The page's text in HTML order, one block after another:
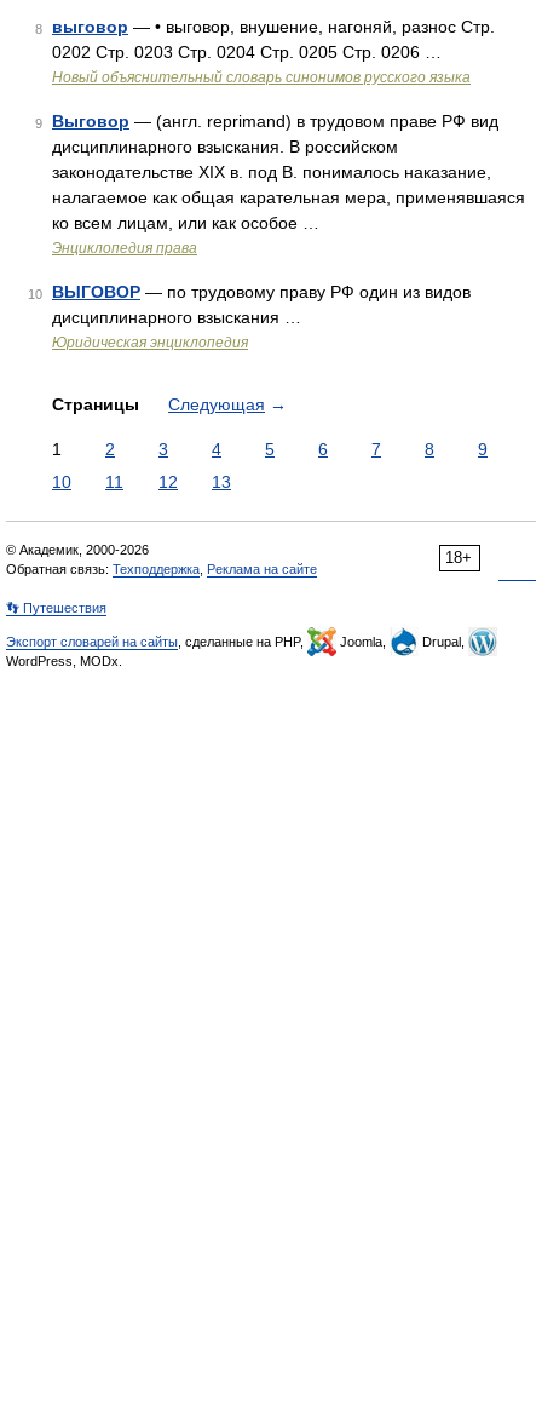
8 выговор — • выговор, внушение, нагоняй, разнос Стр.
0202 Стр. 0203 Стр. 0204 Стр. 0205 Стр. 0206 …
Новый объяснительный словарь синонимов русского языка
9 Выговор — (англ. reprimand) в трудовом праве РФ вид
дисциплинарного взыскания. В российском
законодательстве XIX в. под В. понималось наказание,
налагаемое как общая карательная мера, применявшаяся
ко всем лицам, или как особое …
Энциклопедия права
10 ВЫГОВОР — по трудовому праву РФ один из видов
дисциплинарного взыскания …
Юридическая энциклопедия
Страницы Следующая →
1 2 3 4 5 6 7 8
9
10
11 12 13
18+
© Академик, 2000-2026
Обратная связь: Техподдержка Реклама на сайте
👣 Путешествия
Экспорт словарей на сайты , сделанные на PHP, Joomla,
Drupal,
WordPress, MODx.